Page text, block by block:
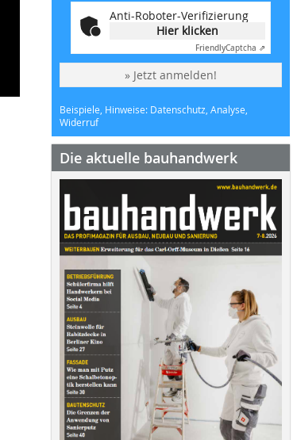
Anti-Roboter-Verifizierung
Hier klicken
FriendlyCaptcha ⇗
» Jetzt anmelden!
Beispiele, Hinweise: Datenschutz, Analyse,
Widerruf
Die aktuelle bauhandwerk